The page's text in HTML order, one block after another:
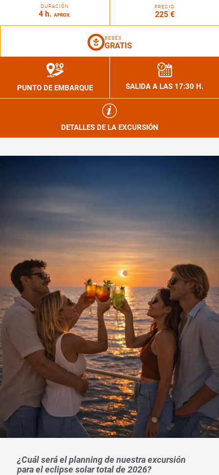
DURACIÓN
4 h.
PRECIO
225 €
BEBÉS
GRATIS
PUNTO DE EMBARQUE SALIDA A LAS 17:30 H.
DETALLES DE LA EXCURSIÓN
¿Cuál será el planning de nuestra excursión
para el eclipse solar total de 2026?